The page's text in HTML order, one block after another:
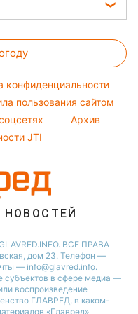
конфиденциальности
пользования сайтом
Архив
JTI
ВСЕ ПРАВА
дом 23. Телефон —
— info@glavred.info.
cубъектов в сфере медиа —
воспроизведение
ГЛАВРЕД, в каком-
«Главред»